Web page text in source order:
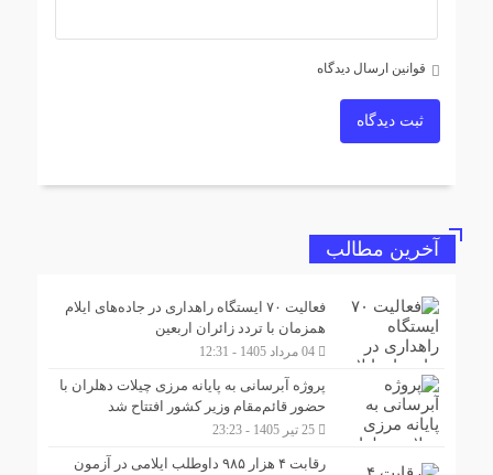
قوانین ارسال دیدگاه
ثبت دیدگاه
آخرین مطالب
فعالیت ۷۰ ایستگاه راهداری در جاده‌های ایلام
همزمان با تردد زائران اربعین
04 مرداد 1405 - 12:31
پروژه آبرسانی به پایانه مرزی چیلات دهلران با
حضور قائم‌مقام وزیر کشور افتتاح شد
25 تیر 1405 - 23:23
رقابت ۴ هزار ۹۸۵ داوطلب ایلامی در آزمون